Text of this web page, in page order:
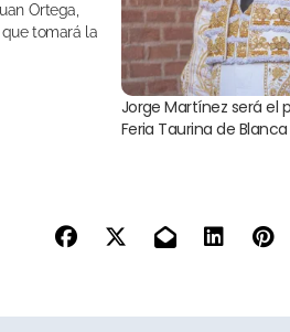
que tomará la
Jorge Martínez será el
Feria Taurina de